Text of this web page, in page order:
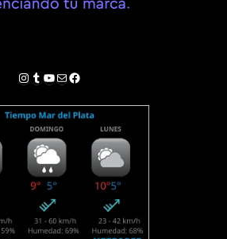
Instagram
Tumblr
YouTube
Correo electrónico
Facebook